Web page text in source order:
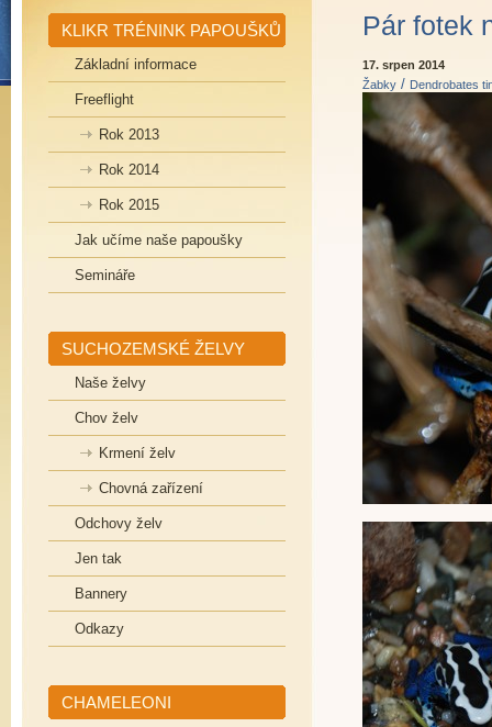
KLIKR TRÉNINK PAPOUŠKŮ
Základní informace
Freeflight
Rok 2013
Rok 2014
Rok 2015
Jak učíme naše papoušky
Semináře
SUCHOZEMSKÉ ŽELVY
Naše želvy
Chov želv
Krmení želv
Chovná zařízení
Odchovy želv
Jen tak
Bannery
Odkazy
CHAMELEONI
Pár fotek
17. srpen 2014
Žabky / Dendrobates